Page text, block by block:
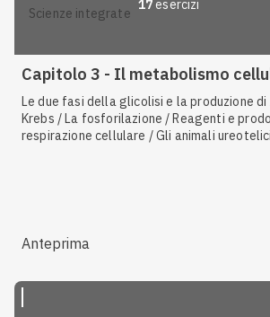
scienze integrate
17 esercizi
Capitolo 3 - Il metabolismo
Le due fasi della glicolisi e la produzione di
Krebs / La fosforilazione / Reagenti e
respirazione cellulare / Gli animali
Anteprima